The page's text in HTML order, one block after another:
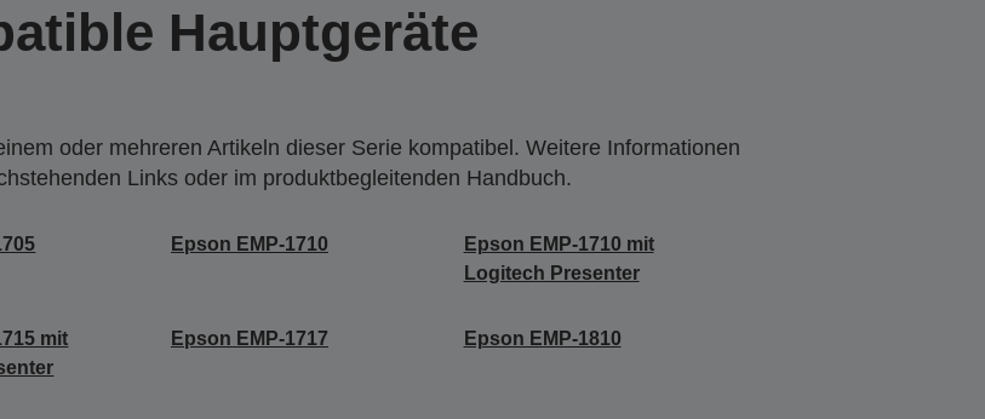
Hauptgeräte
oder mehreren Artikeln dieser Serie kompatibel. Weitere Informationen
Links oder im produktbegleitenden Handbuch.
Epson EMP-1710
Epson EMP-1710 mit
Logitech Presenter
mit
Epson EMP-1717 Epson EMP-1810